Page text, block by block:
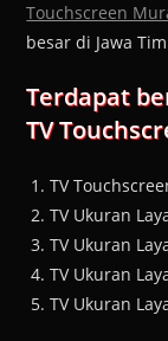
Touchscreen
besar di Jawa
Terdapat
TV
TV
TV Ukuran
TV Ukuran
TV Ukuran
TV Ukuran